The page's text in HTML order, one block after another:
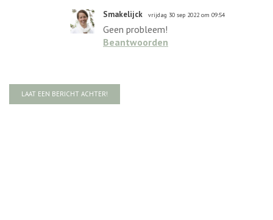
Smakelijck vrijdag 30 sep 2022 om 09:54
Geen probleem!
Beantwoorden
LAAT EEN BERICHT ACHTER!